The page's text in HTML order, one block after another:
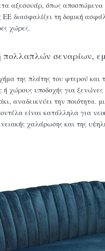
αξεσουάρ, όπως αποσπώμενα
ΕΕ διασφαλίζει τη δομική
χώρες.
σεναρίων,
της πλάτης του φτερού
ή χώρους υποδοχής για
αναδεικνύει την ποιότητα.
είναι κατάλληλα για
χαλάρωσης και της